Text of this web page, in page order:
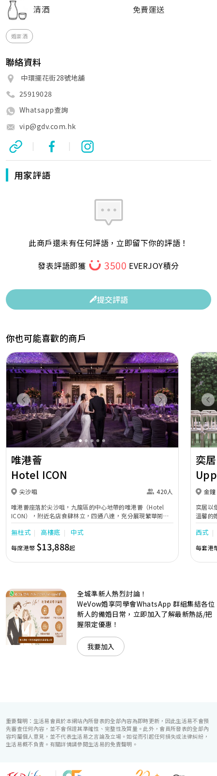
清酒
免費運送
婚宴酒
聯絡資料
中環擺花街28號地舖
25919028
Whatsapp查詢
vip@gdv.com.hk
| |
用家評語
此商戶還未有任何評語，立即留下你的評語！
發表評語即獲
3500 EVERJOY積分
提交評語
你也可能喜歡的商戶
Previous Next
唯港薈
Hotel ICON
尖沙咀
420人
唯港薈座落於尖沙咀，九龍區的中心地帶的唯港薈（Hotel
ICON），附近名店食肆林立，四通八達，充分展現繁華鬧巿
中的活力個性，成為一眾準新人舉辦婚宴的熱門之選。專業團
隊由策劃統籌至所有婚宴每個細節，唯港薈都力臻完美，保證
讓您留下獨特的醉人回憶。 擁有時尚高樓頂的Silverbox宴會
廳，配置了全套先進的視聽影音及燈光設備配套，並採用極富
現代時尚感的水晶玻璃燈，演繹出與別不同的經典神韻。不論
準新人的個性及預算﹔保證為您打造夢寐以求的特別日子，令
賓客永誌難忘！
無柱式 高樓底 中式
每席港幣 $13,888起
奕居
金鐘
奕居以
溫馨的
團隊會
西式
每套港
全城準新人熱烈討論！
WeVow婚享同學會WhatsApp 群組集結各位
新人的備婚日常，立即加入了解最新熱話/把
握限定優惠！
我要加入
重要聲明：生活易會員於本網站內所發表的全部內容為即時更新，因此生活易不會預
先審查任何內容，並不會保證其準確性、完整性及質量。此外，會員所發表的全部內
容均屬個人意見，並不代表生活易之言論及立場。如從而引起任何損失或法律糾紛，
生活易概不負責。有關詳情請參閱生活易的免責聲明。